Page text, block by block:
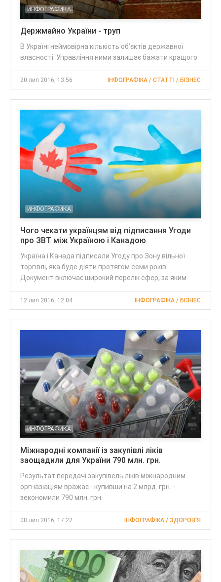
ИНФОГРАФИКА
Держмайно України - труп
В Україні неймовірна кількість об’єктів державної
власності. Управління ними залишає бажати кращого
20 лип 2016, 13:56 ІНФОГРАФІКА / CТАТТІ / БІЗНЕС
ИНФОГРАФИКА
Чого чекати українцям від підписання Угоди
про ЗВТ між Україною і Канадою
Україна і Канада підписали Угоду про Зону вільної
торгівлі, яка буде діяти протягом семи років.
Документ включає широкий перелік сфер, за яким
12 лип 2016, 12:04 ІНФОГРАФІКА / БІЗНЕС
ИНФОГРАФИКА
Міжнародні компанії із закупівлі ліків
заощадили для України 790 млн. грн.
Результат передачі закупівель ліків міжнародним
оргназіаціям вражає - купивши на 2 млрд. грн. -
зекономили 790 млн. грн.
08 лип 2016, 17:22 ІНФОГРАФІКА / ЗДОРОВ'Я